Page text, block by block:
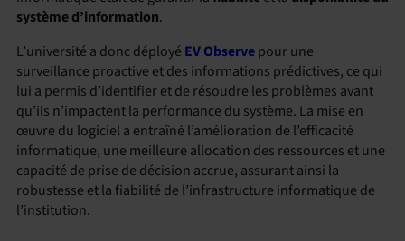
système d’information.
L’université a donc déployé EV Observepour une
surveillance proactive et des informations prédictives, ce qui
lui a permis d’identifier et de résoudre les problèmes avant
qu’ils n’impactent la performance du système. La mise en
œuvre du logiciel a entraîné l’amélioration de l’efficacité
informatique, une meilleure allocation des ressources et une
capacité de prise de décision accrue, assurant ainsi la
robustesse et la fiabilité de l’infrastructure informatique de
l’institution.